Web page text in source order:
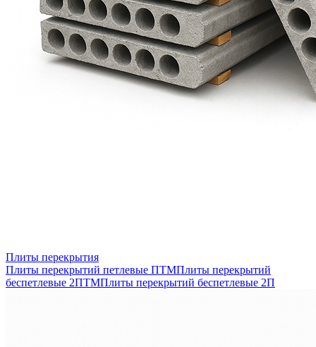
Плиты перекрытия
Плиты перекрытий петлевые ПТМПлиты перекрытий
беспетлевые 2ПТМПлиты перекрытий беспетлевые 2П